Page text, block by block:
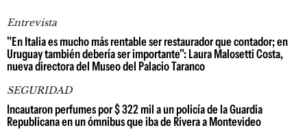
Entrevista
"En Italia es mucho más rentable ser restaurador que contador; en
Uruguay también debería ser importante": Laura Malosetti Costa,
nueva directora del Museo del Palacio Taranco
SEGURIDAD
Incautaron perfumes por $ 322 mil a un policía de la Guardia
Republicana en un ómnibus que iba de Rivera a Montevideo